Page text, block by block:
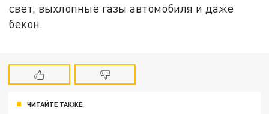
свет, выхлопные газы автомобиля и даже
бекон.
ЧИТАЙТЕ ТАКЖЕ: